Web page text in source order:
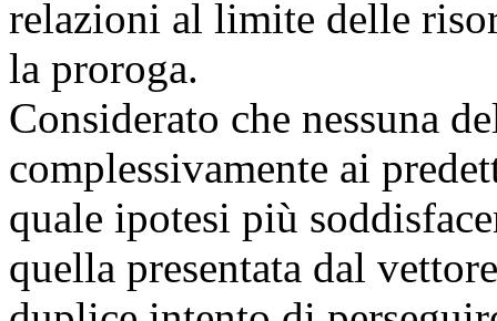
relazioni al limite delle
la proroga.
Considerato che nessuna
complessivamente ai
quale ipotesi più
quella presentata dal